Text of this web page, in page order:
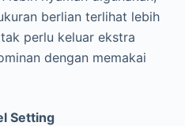
berlian terlihat lebih
perlu keluar ekstra
dengan memakai
Setting